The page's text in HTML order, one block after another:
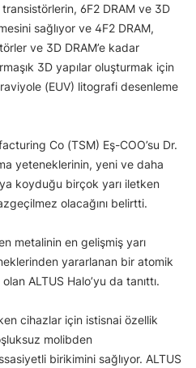
6F2 DRAM ve 3D
sağlıyor ve 4F2 DRAM,
ve 3D DRAM’e kadar
3D yapılar oluşturmak için
(EUV) litografi desenleme
Co (TSM) Eş-COO’su Dr.
yeteneklerinin, yeni ve daha
koyduğu birçok yarı iletken
olacağını belirtti.
metalinin en gelişmiş yarı
yararlanan bir atomik
ALTUS Halo’yu da tanıttı.
cihazlar için istisnai özellik
molibden
birikimini sağlıyor. ALTUS